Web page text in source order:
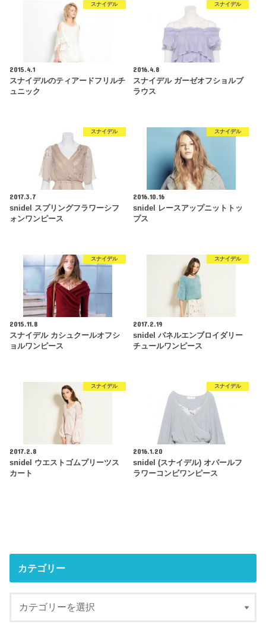
スナイデル
2015.4.1
スナイデルのティアードフリルチ
ュニック
スナイデル
2016.4.8
スナイデル ガーゼオフショルブ
ラウス
スナイデル
2017.3.7
snidel スプリングフラワーシフ
ォンワンピース
スナイデル
2016.10.16
snidel レースアップニットトッ
プス
スナイデル
2015.11.8
スナイデル カシュクールオフシ
ョルワンピース
スナイデル
2017.2.19
snidel パネルエンブロイダリー
チュールワンピース
スナイデル
2017.2.8
snidel ウエストゴムプリーツス
カート
スナイデル
2016.1.20
snidel (スナイデル) オパールフ
ラワーコンビワンピース
カテゴリー